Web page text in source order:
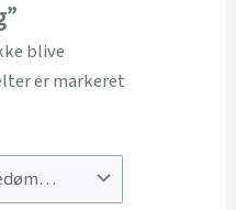
blive
er markeret